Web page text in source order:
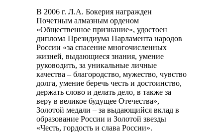
В 2006 г. Л.А. Бокерия награжден
Почетным алмазным орденом
«Общественное признание», удостоен
диплома Президиума Парламента народов
России «за спасение многочисленных
жизней, выдающиеся знания, умение
руководить, за уникальные личные
качества – благородство, мужество, чувство
долга, умение беречь честь и достоинство,
держать слово и делать дело, в также за
веру в великое будущее Отечества»,
Золотой медали – за выдающийся вклад в
образование России и Золотой звезды
«Честь, гордость и слава России».